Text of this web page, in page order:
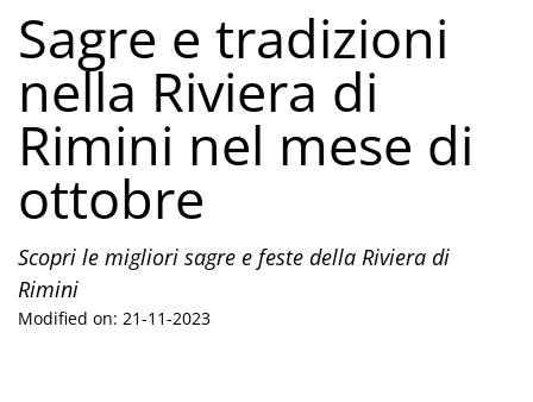
Sagre e tradizioni
nella Riviera di
Rimini nel mese di
ottobre
Scopri le migliori sagre e feste della Riviera di
Rimini
Modified on: 21-11-2023